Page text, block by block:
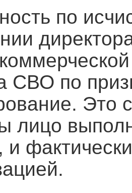
по
СВО по
Это
лицо
и